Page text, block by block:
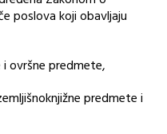
poslova koji obavljaju
i ovršne predmete,
predmete i